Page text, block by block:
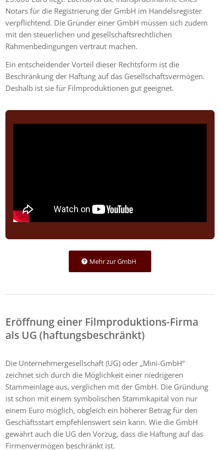
Notars für die Registrierung der GmbH im Handelsregister
verpflichtend. Die Gründer einer GmbH müssen sich zudem
mit den steuerlichen und gesellschaftsrechtlichen
Rahmenbedingungen vertraut machen.
Ein entscheidender Vorteil dieser Rechtsform ist die
Beschränkung der Haftung auf das Gesellschaftsvermögen.
Deshalb ist sie für Filmproduktionen gut geeignet.
Mehr zur GmbH
Eröffnung einer Filmproduktions-Firma
als UG (haftungsbeschränkt)
Die Unternehmergesellschaft (UG) oder „Mini-GmbH“
zeichnet sich durch die Möglichkeit einer niedrigeren
Stammeinlage aus, verglichen mit der GmbH. Die Gründung
ist schon mit einem symbolischen Stammkapital von nur
einem Euro möglich, obgleich ein höherer Betrag für den
Geschäftsstart empfehlenswert sein kann. Wie die GmbH
gewährt auch die UG den Vorzug, dass die Haftung auf das
Firmenvermögen beschränkt ist.